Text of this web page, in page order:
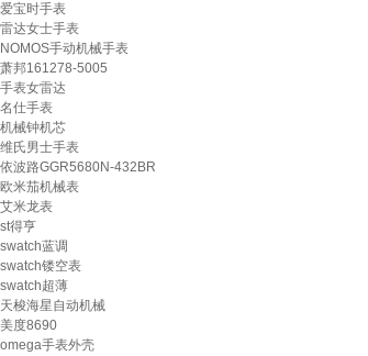
爱宝时手表
雷达女士手表
NOMOS手动机械手表
萧邦161278-5005
手表女雷达
名仕手表
机械钟机芯
维氏男士手表
依波路GGR5680N-432BR
欧米茄机械表
艾米龙表
st得亨
swatch蓝调
swatch镂空表
swatch超薄
天梭海星自动机械
美度8690
omega手表外壳